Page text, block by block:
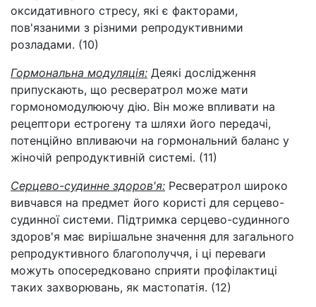
оксидативного стресу, які є факторами,
пов'язаними з різними репродуктивними
розладами. (10)
Гормональна модуляція: Деякі дослідження
припускають, що ресвератрол може мати
гормономодулюючу дію. Він може впливати на
рецептори естрогену та шляхи його передачі,
потенційно впливаючи на гормональний баланс у
жіночій репродуктивній системі. (11)
Серцево-судинне здоров'я: Ресвератрол широко
вивчався на предмет його користі для серцево-
судинної системи. Підтримка серцево-судинного
здоров'я має вирішальне значення для загального
репродуктивного благополуччя, і ці переваги
можуть опосередковано сприяти профілактиці
таких захворювань, як мастопатія. (12)